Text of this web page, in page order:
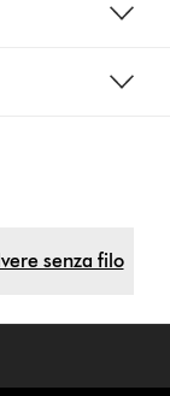
senza filo